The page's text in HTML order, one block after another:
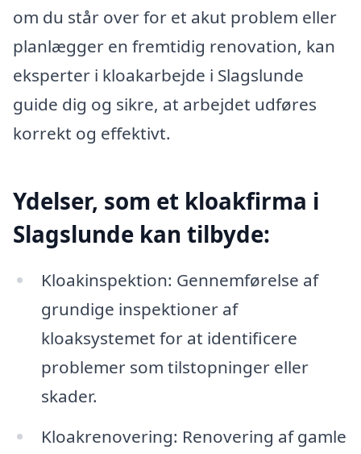
om du står over for et akut problem eller
planlægger en fremtidig renovation, kan
eksperter i kloakarbejde i Slagslunde
guide dig og sikre, at arbejdet udføres
korrekt og effektivt.
Ydelser, som et kloakfirma i
Slagslunde kan tilbyde:
Kloakinspektion: Gennemførelse af
grundige inspektioner af
kloaksystemet for at identificere
problemer som tilstopninger eller
skader.
Kloakrenovering: Renovering af gamle